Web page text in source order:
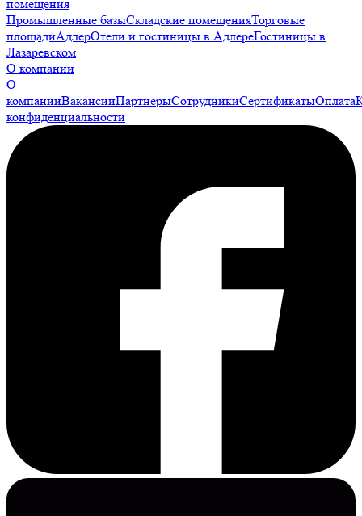
помещения
Промышленные базыСкладские помещенияТорговые
площадиАдлерОтели и гостиницы в АдлереГостиницы в
Лазаревском
О компании
О
компанииВакансииПартнерыСотрудникиСертификатыОплата
конфиденциальности